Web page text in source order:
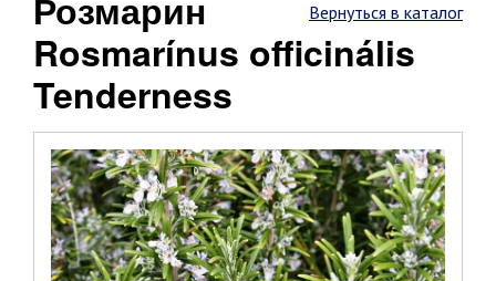
Вернуться в каталог
Розмарин
Rosmarínus officinális
Tenderness